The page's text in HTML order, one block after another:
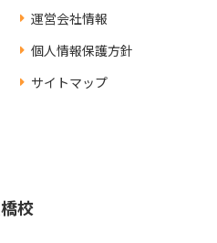
運営会社情報
個人情報保護方針
サイトマップ
校